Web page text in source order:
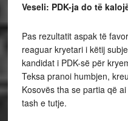
Veseli: PDK-ja do të
Pas rezultatit aspak të
reaguar kryetari i këtij
kandidat i PDK-së për
Teksa pranoi humbjen,
Kosovës tha se partia që
tash e tutje.